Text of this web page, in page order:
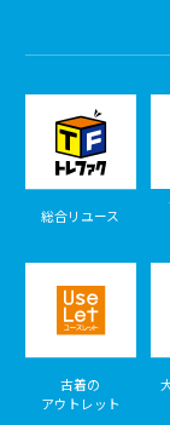
総合リユース
古着の
アウトレット